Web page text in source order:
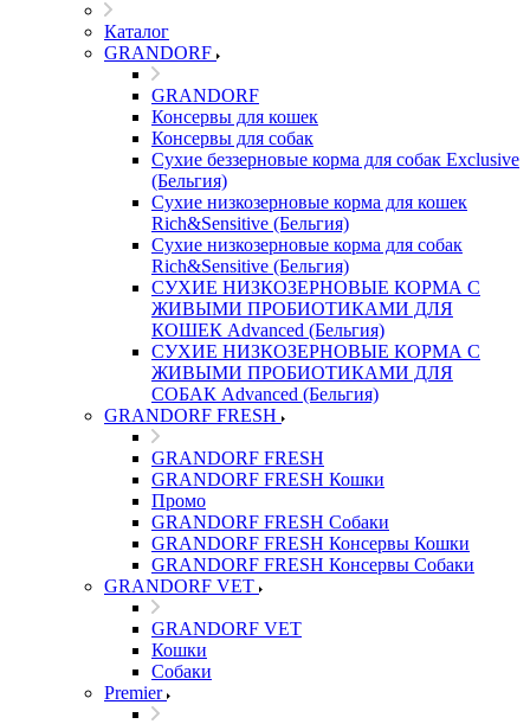
Каталог
GRANDORF
GRANDORF
Консервы для кошек
Консервы для собак
Сухие беззерновые корма для собак Exclusive
(Бельгия)
Сухие низкозерновые корма для кошек
Rich&Sensitive (Бельгия)
Сухие низкозерновые корма для собак
Rich&Sensitive (Бельгия)
СУХИЕ НИЗКОЗЕРНОВЫЕ КОРМА С
ЖИВЫМИ ПРОБИОТИКАМИ ДЛЯ
КОШЕК Advanced (Бельгия)
СУХИЕ НИЗКОЗЕРНОВЫЕ КОРМА С
ЖИВЫМИ ПРОБИОТИКАМИ ДЛЯ
СОБАК Advanced (Бельгия)
GRANDORF FRESH
GRANDORF FRESH
GRANDORF FRESH Кошки
Промо
GRANDORF FRESH Собаки
GRANDORF FRESH Консервы Кошки
GRANDORF FRESH Консервы Собаки
GRANDORF VET
GRANDORF VET
Кошки
Собаки
Premier